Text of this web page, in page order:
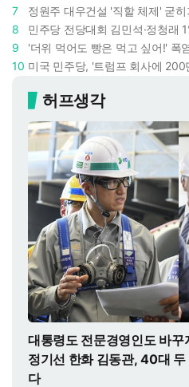
7
8
9
10
허프생각
대통령도 전문경영인도 바
정기선 한화 김동관, 40대
다